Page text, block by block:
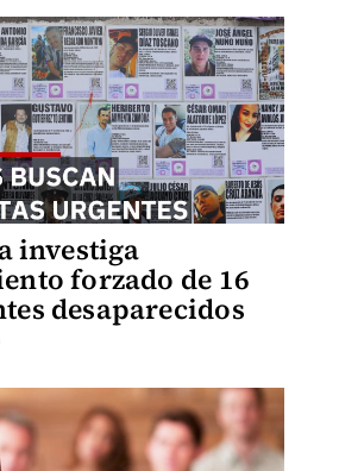
investiga
forzado de 16
desaparecidos